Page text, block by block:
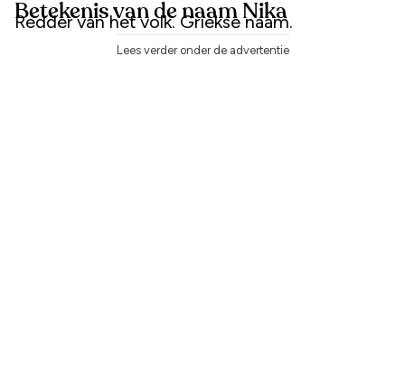
Betekenis van de naam Nika
Redder van het volk. Griekse naam.
Lees verder onder de advertentie